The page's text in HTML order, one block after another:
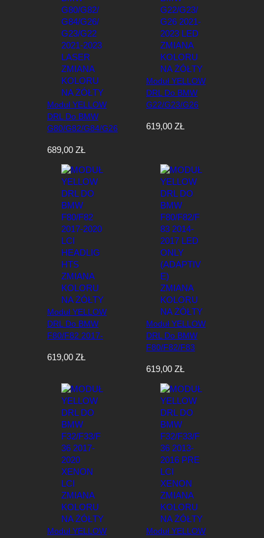
Moduł YELLOW
DRL Do BMW
G80/G82/G84/G26
2023 Laser
Zmiana Koloru Na
Żółty
689,00 ZŁ
Moduł YELLOW
DRL Do BMW
G22/G23/G26
Zmiana Koloru Na
619,00 ZŁ
Moduł YELLOW
DRL Do BMW
F80/F82 2017-
Headlights Zmiana
619,00 ZŁ
Moduł YELLOW
DRL Do BMW
F80/F82/F83
ONLY (Adaptive)
Zmiana Koloru Na
Żółty
619,00 ZŁ
Moduł YELLOW Moduł YELLOW